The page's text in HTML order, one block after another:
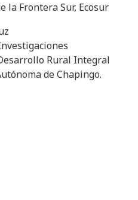
la Frontera Sur, Ecosur
Rural Integral
de Chapingo.